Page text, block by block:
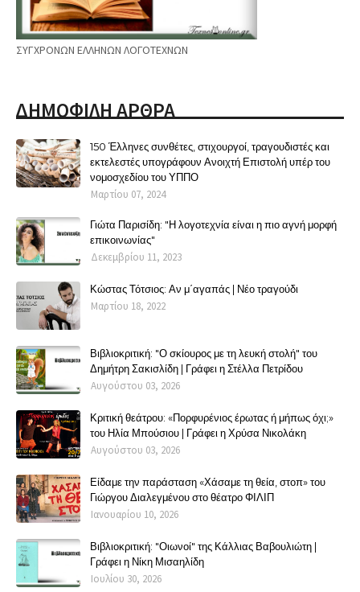
ΣΥΓΧΡΟΝΩΝ ΕΛΛΗΝΩΝ ΛΟΓΟΤΕΧΝΩΝ
ΔΗΜΟΦΙΛΗ ΑΡΘΡΑ
150 Έλληνες συνθέτες, στιχουργοί, τραγουδιστές και
εκτελεστές υπογράφουν Ανοιχτή Επιστολή υπέρ του
νομοσχεδίου του ΥΠΠΟ
Μαρτίου 07, 2024
Γιώτα Παρισίδη: "Η λογοτεχνία είναι η πιο αγνή μορφή
επικοινωνίας"
Δεκεμβρίου 11, 2023
Κώστας Τότσιος: Αν μ΄αγαπάς | Νέο τραγούδι
Μαρτίου 18, 2022
Βιβλιοκριτική: "Ο σκίουρος με τη λευκή στολή" του
Δημήτρη Σακισλίδη | Γράφει η Στέλλα Πετρίδου
Αυγούστου 03, 2026
Κριτική θεάτρου: «Πορφυρένιος έρωτας ή μήπως όχι;»
του Ηλία Μπούσιου | Γράφει η Χρύσα Νικολάκη
Αυγούστου 03, 2026
Είδαμε την παράσταση «Χάσαμε τη θεία, στοπ» του
Γιώργου Διαλεγμένου στο θέατρο ΦΙΛΙΠ
Ιανουαρίου 10, 2026
Βιβλιοκριτική: "Οιωνοί" της Κάλλιας Βαβουλιώτη |
Γράφει η Νίκη Μισαηλίδη
Ιουλίου 30, 2026